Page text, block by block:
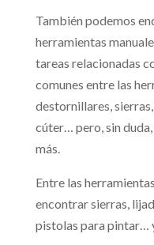
También podemos
herramientas
tareas relacionadas
comunes entre las
destornillares,
cúter… pero, sin
más.
Entre las
encontrar sierras,
pistolas para pintar…